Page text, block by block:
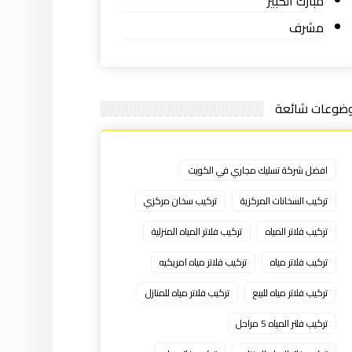
مشرف
شائعة
افضل شركة تسليك مجاري في الكويت
تركيب السخانات المركزية
تركيب سخان مركزي
تركيب فلاتر المياه
تركيب فلاتر المياه المنزلية
تركيب فلاتر مياه
تركيب فلاتر مياه امريكيه
تركيب فلاتر مياه للبيع
تركيب فلاتر مياه للمنازل
تركيب فلتر المياه 5 مراحل